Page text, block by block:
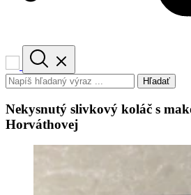
Hľadať
Nekysnutý slivkový koláč s
Horváthovej